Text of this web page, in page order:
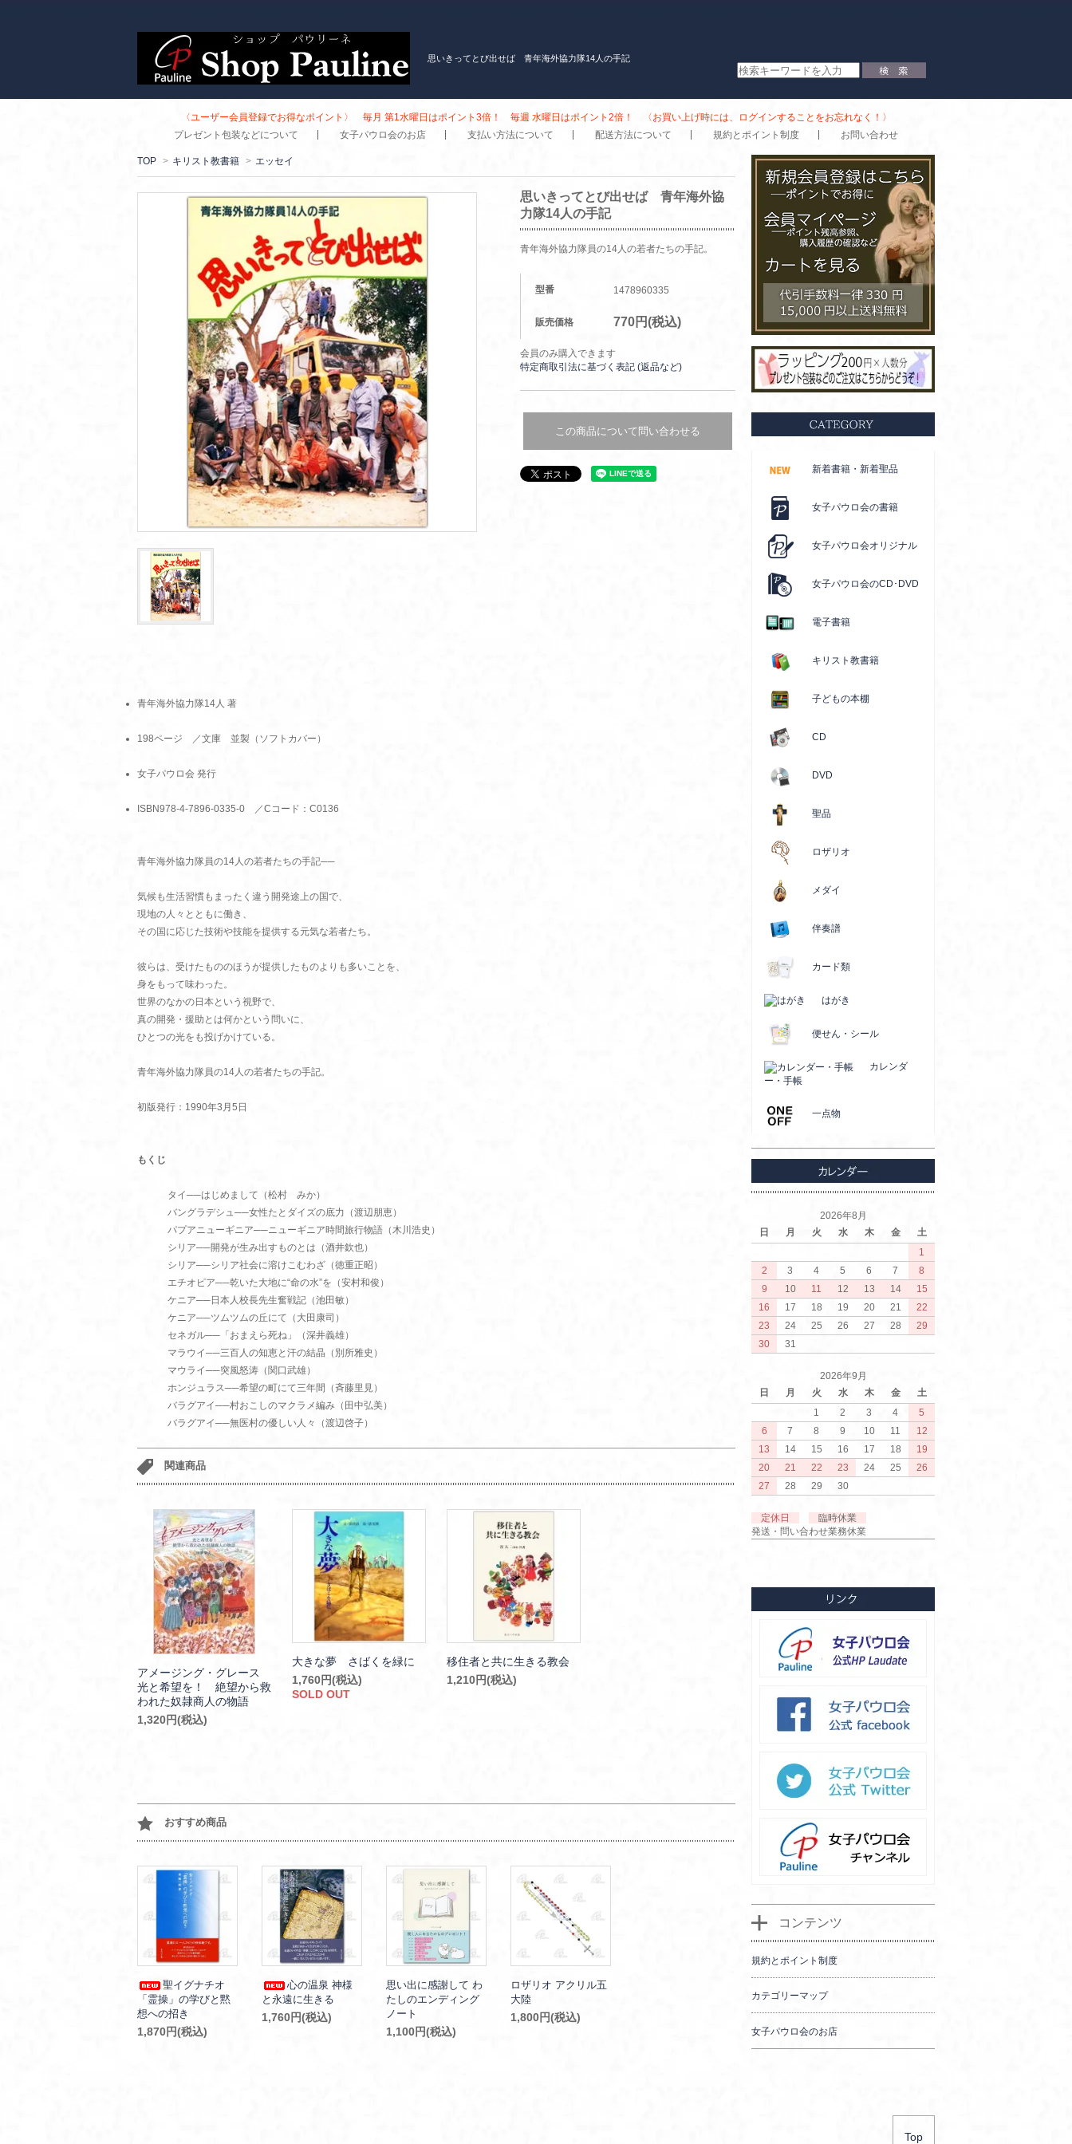
思いきってとび出せば 青年海外協力隊14人の手記
〈ユーザー会員登録でお得なポイント〉 毎月 第1水曜日はポイント3倍！ 毎週 水曜日はポイント2倍！ 〈お買い上げ時には、ログインすることをお忘れなく！〉
プレゼント包装などについて
女子パウロ会のお店 支払い方法について 配送方法について 規約とポイント制度 お問い合わせ
TOP > キリスト教書籍 > エッセイ
思いきってとび出せば 青年海外協
力隊14人の手記
青年海外協力隊員の14人の若者たちの手記。
型番 1478960335
販売価格 770円(税込)
会員のみ購入できます
特定商取引法に基づく表記 (返品など)
この商品について問い合わせる
青年海外協力隊14人 著
198ページ ／文庫 並製（ソフトカバー）
女子パウロ会 発行
ISBN978-4-7896-0335-0 ／Cコード：C0136
青年海外協力隊員の14人の若者たちの手記──
気候も生活習慣もまったく違う開発途上の国で、
現地の人々とともに働き、
その国に応じた技術や技能を提供する元気な若者たち。
彼らは、受けたもののほうが提供したものよりも多いことを、
身をもって味わった。
世界のなかの日本という視野で、
真の開発・援助とは何かという問いに、
ひとつの光をも投げかけている。
青年海外協力隊員の14人の若者たちの手記。
初版発行：1990年3月5日
もくじ
タイ──はじめまして（松村 みか）
バングラデシュ──女性たとダイズの底力（渡辺朋恵）
パプアニューギニア──ニューギニア時間旅行物語（木川浩史）
シリア──開発が生み出すものとは（酒井欽也）
シリア──シリア社会に溶けこむわざ（徳重正昭）
エチオピア──乾いた大地に“命の水”を（安村和俊）
ケニア──日本人校長先生奮戦記（池田敏）
ケニア──ツムツムの丘にて（大田康司）
セネガル──「おまえら死ね」（深井義雄）
マラウイ──三百人の知恵と汗の結晶（別所雅史）
マウライ──突風怒涛（関口武雄）
ホンジュラス──希望の町にて三年間（斉藤里見）
バラグアイ──村おこしのマクラメ編み（田中弘美）
バラグアイ──無医村の優しい人々（渡辺啓子）
関連商品
アメージング・グレース
光と希望を！ 絶望から救
われた奴隷商人の物語
1,320円(税込)
大きな夢 さばくを緑に
1,760円(税込)
SOLD OUT
移住者と共に生きる教会
1,210円(税込)
おすすめ商品
聖イグナチオ
「霊操」の学びと黙
想への招き
1,870円(税込)
心の温泉 神様
と永遠に生きる
1,760円(税込)
思い出に感謝して わ
たしのエンディング
ノート
1,100円(税込)
ロザリオ アクリル五
大陸
1,800円(税込)
新着書籍・新着聖品
女子パウロ会の書籍
女子パウロ会オリジナル
女子パウロ会のCD･DVD
電子書籍
キリスト教書籍
子どもの本棚
CD
DVD
聖品
ロザリオ
メダイ
伴奏譜
カード類
はがき
便せん・シール
カレンダ
ー・手帳
一点物
2026年8月
日
月 火 水 木 金
土
1
2
3 4 5 6 7
8
9
10 11 12 13 14
15
16
17 18 19 20 21
22
23
24 25 26 27 28
29
30
31
2026年9月
日
月 火 水 木 金
土
1
2 3 4
5
6
7 8 9 10 11
12
13
14 15 16 17 18
19
20
21 22 23 24 25
26
27
28 29 30
定休日
臨時休業
発送・問い合わせ業務休業
コンテンツ
規約とポイント制度
カテゴリーマップ
女子パウロ会のお店
Top